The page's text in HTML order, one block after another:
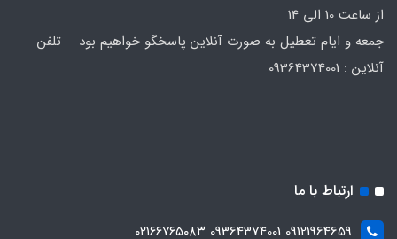
از ساعت 10 الی 14
جمعه و ایام تعطیل به صورت آنلاین پاسخگو خواهیم بود تلفن
ارتباط با ما
09121964659 09364374001 ۰۲۱۶۶۷۶۵۰۸۳